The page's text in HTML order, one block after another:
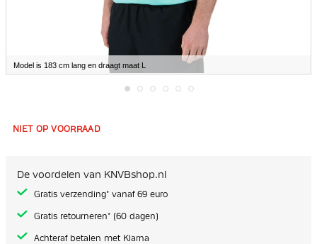
Model is 183 cm lang en draagt maat L
het
afbeeldingen-
gallerij
NIET OP VOORRAAD
De voordelen van KNVBshop.nl
Gratis verzending* vanaf 69 euro
Gratis retourneren* (60 dagen)
Achteraf betalen met Klarna